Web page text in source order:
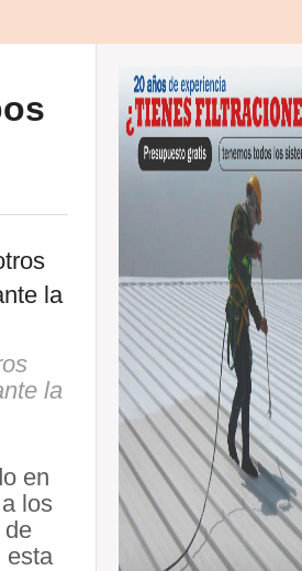
la
en
los
de
esta